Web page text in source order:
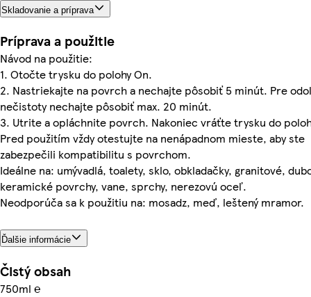
Skladovanie a príprava
Príprava a použitie
Návod na použitie:
1. Otočte trysku do polohy On.
2. Nastriekajte na povrch a nechajte pôsobiť 5 minút. Pre
nečistoty nechajte pôsobiť max. 20 minút.
3. Utrite a opláchnite povrch. Nakoniec vráťte trysku do
Pred použitím vždy otestujte na nenápadnom mieste, aby ste
zabezpečili kompatibilitu s povrchom.
Ideálne na: umývadlá, toalety, sklo, obkladačky, granitové,
keramické povrchy, vane, sprchy, nerezovú oceľ.
Neodporúča sa k použitiu na: mosadz, meď, leštený mramor.
Ďalšie informácie
Čistý obsah
750ml ℮